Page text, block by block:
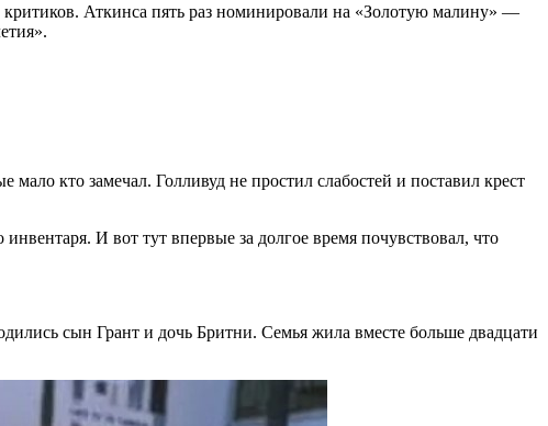
критиков. Аткинса пять раз номинировали на «Золотую малину» —
кто замечал. Голливуд не простил слабостей и поставил крест
И вот тут впервые за долгое время почувствовал, что
сын Грант и дочь Бритни. Семья жила вместе больше двадцати